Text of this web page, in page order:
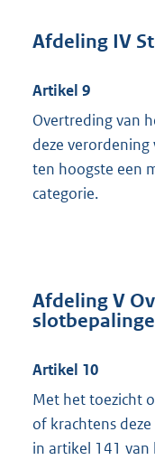
Afdeling IV
Artikel 9
Overtreding van
deze
ten hoogste een
categorie.
Afdeling V
Artikel 10
Met het toezicht
of krachtens
in artikel 141